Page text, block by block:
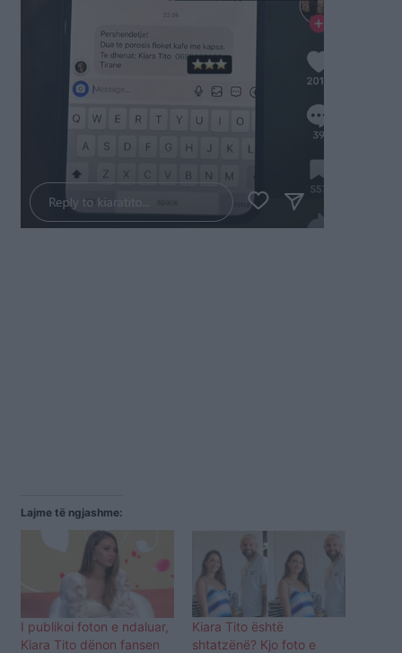
Lajme të ngjashme:
I publikoi foton e ndaluar,
Kiara Tito dënon fansen
Kiara Tito është
shtatzënë? Kjo foto e